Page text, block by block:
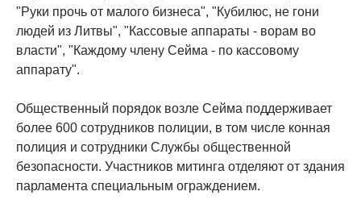
"Руки прочь от малого бизнеса", "Кубилюс, не гони
людей из Литвы", "Кассовые аппараты - ворам во
власти", "Каждому члену Сейма - по кассовому
аппарату".
Общественный порядок возле Сейма поддерживает
более 600 сотрудников полиции, в том числе конная
полиция и сотрудники Службы общественной
безопасности. Участников митинга отделяют от здания
парламента специальным ограждением.